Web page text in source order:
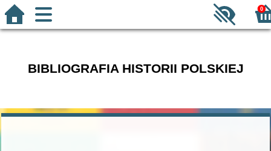
0
BIBLIOGRAFIA HISTORII POLSKIEJ